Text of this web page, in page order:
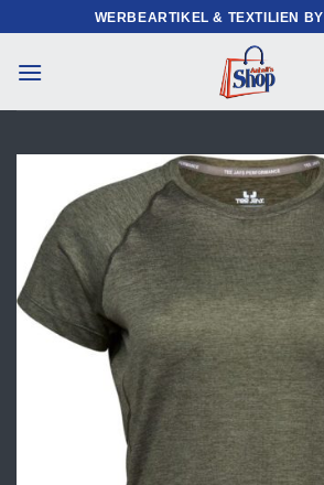
Inhalt
springen
WERBEARTIKEL & TEXTILIEN BY